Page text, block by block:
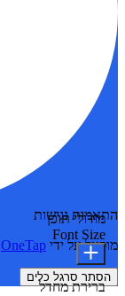
התאמות נגישות
מופעל על ידי OneTap
הסתר סרגל כלים
מודולי תוכן
Font Size
ברירת מחדל